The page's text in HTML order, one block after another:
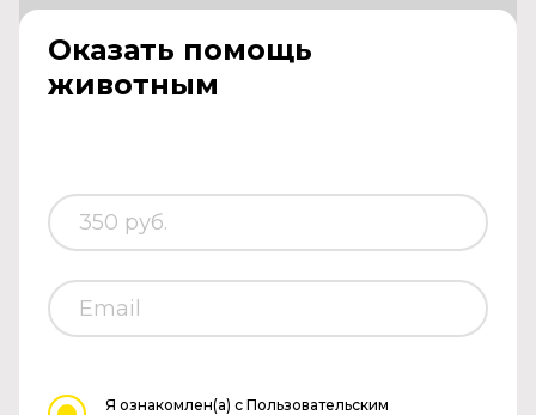
Оказать помощь
животным
Я ознакомлен(а) с Пользовательским